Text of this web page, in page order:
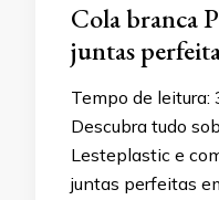
Cola branca
juntas
Tempo de leitura:
Descubra tudo
Lesteplastic e
juntas perfeitas